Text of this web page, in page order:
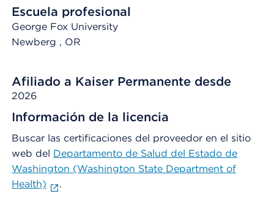
Escuela profesional
George Fox University
Newberg , OR
Afiliado a Kaiser Permanente desde
2026
Información de la licencia
Buscar las certificaciones del proveedor en el sitio
web del Departamento de Salud del Estado de
Washington (Washington State Department of
Health)
.